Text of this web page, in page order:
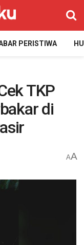
PERISTIWA
TKP
di
AA